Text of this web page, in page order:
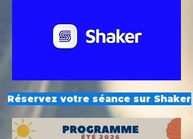
Réservez votre séance sur Shaker